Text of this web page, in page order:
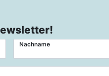
Nachname